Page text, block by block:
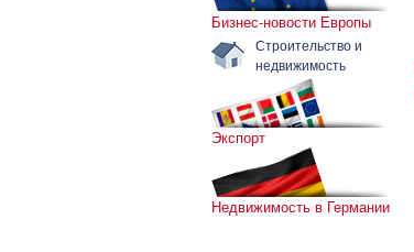
Бизнес-новости Европы
Строительство и
недвижимость
Экспорт
Недвижимость в Германии